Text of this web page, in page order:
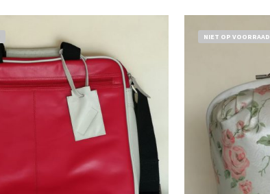
NIET OP VOORRAAD